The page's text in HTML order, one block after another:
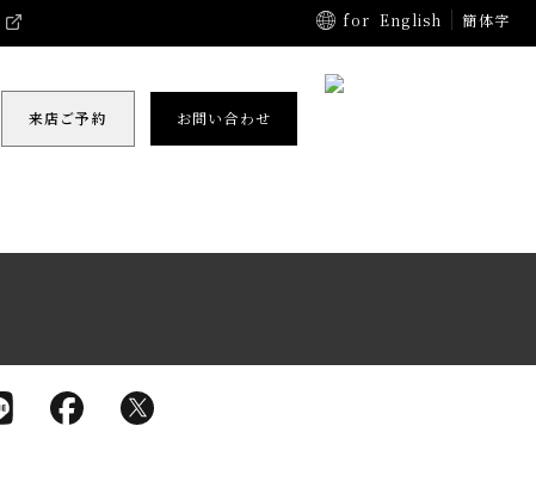
for English 簡体字
来店ご予約 お問い合わせ